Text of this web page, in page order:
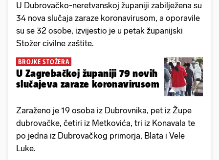
U Dubrovačko-neretvanskoj županiji zabilježena su
34 nova slučaja zaraze koronavirusom, a oporavile
su se 32 osobe, izvijestio je u petak županijski
Stožer civilne zaštite.
BROJKE STOŽERA
U Zagrebačkoj županiji 79 novih
slučajeva zaraze koronavirusom
Zaraženo je 19 osoba iz Dubrovnika, pet iz Župe
dubrovačke, četiri iz Metkovića, tri iz Konavala te
po jedna iz Dubrovačkog primorja, Blata i Vele
Luke.